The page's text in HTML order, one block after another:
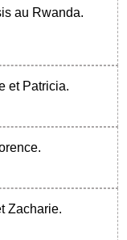
au Rwanda.
et Patricia.
Zacharie.